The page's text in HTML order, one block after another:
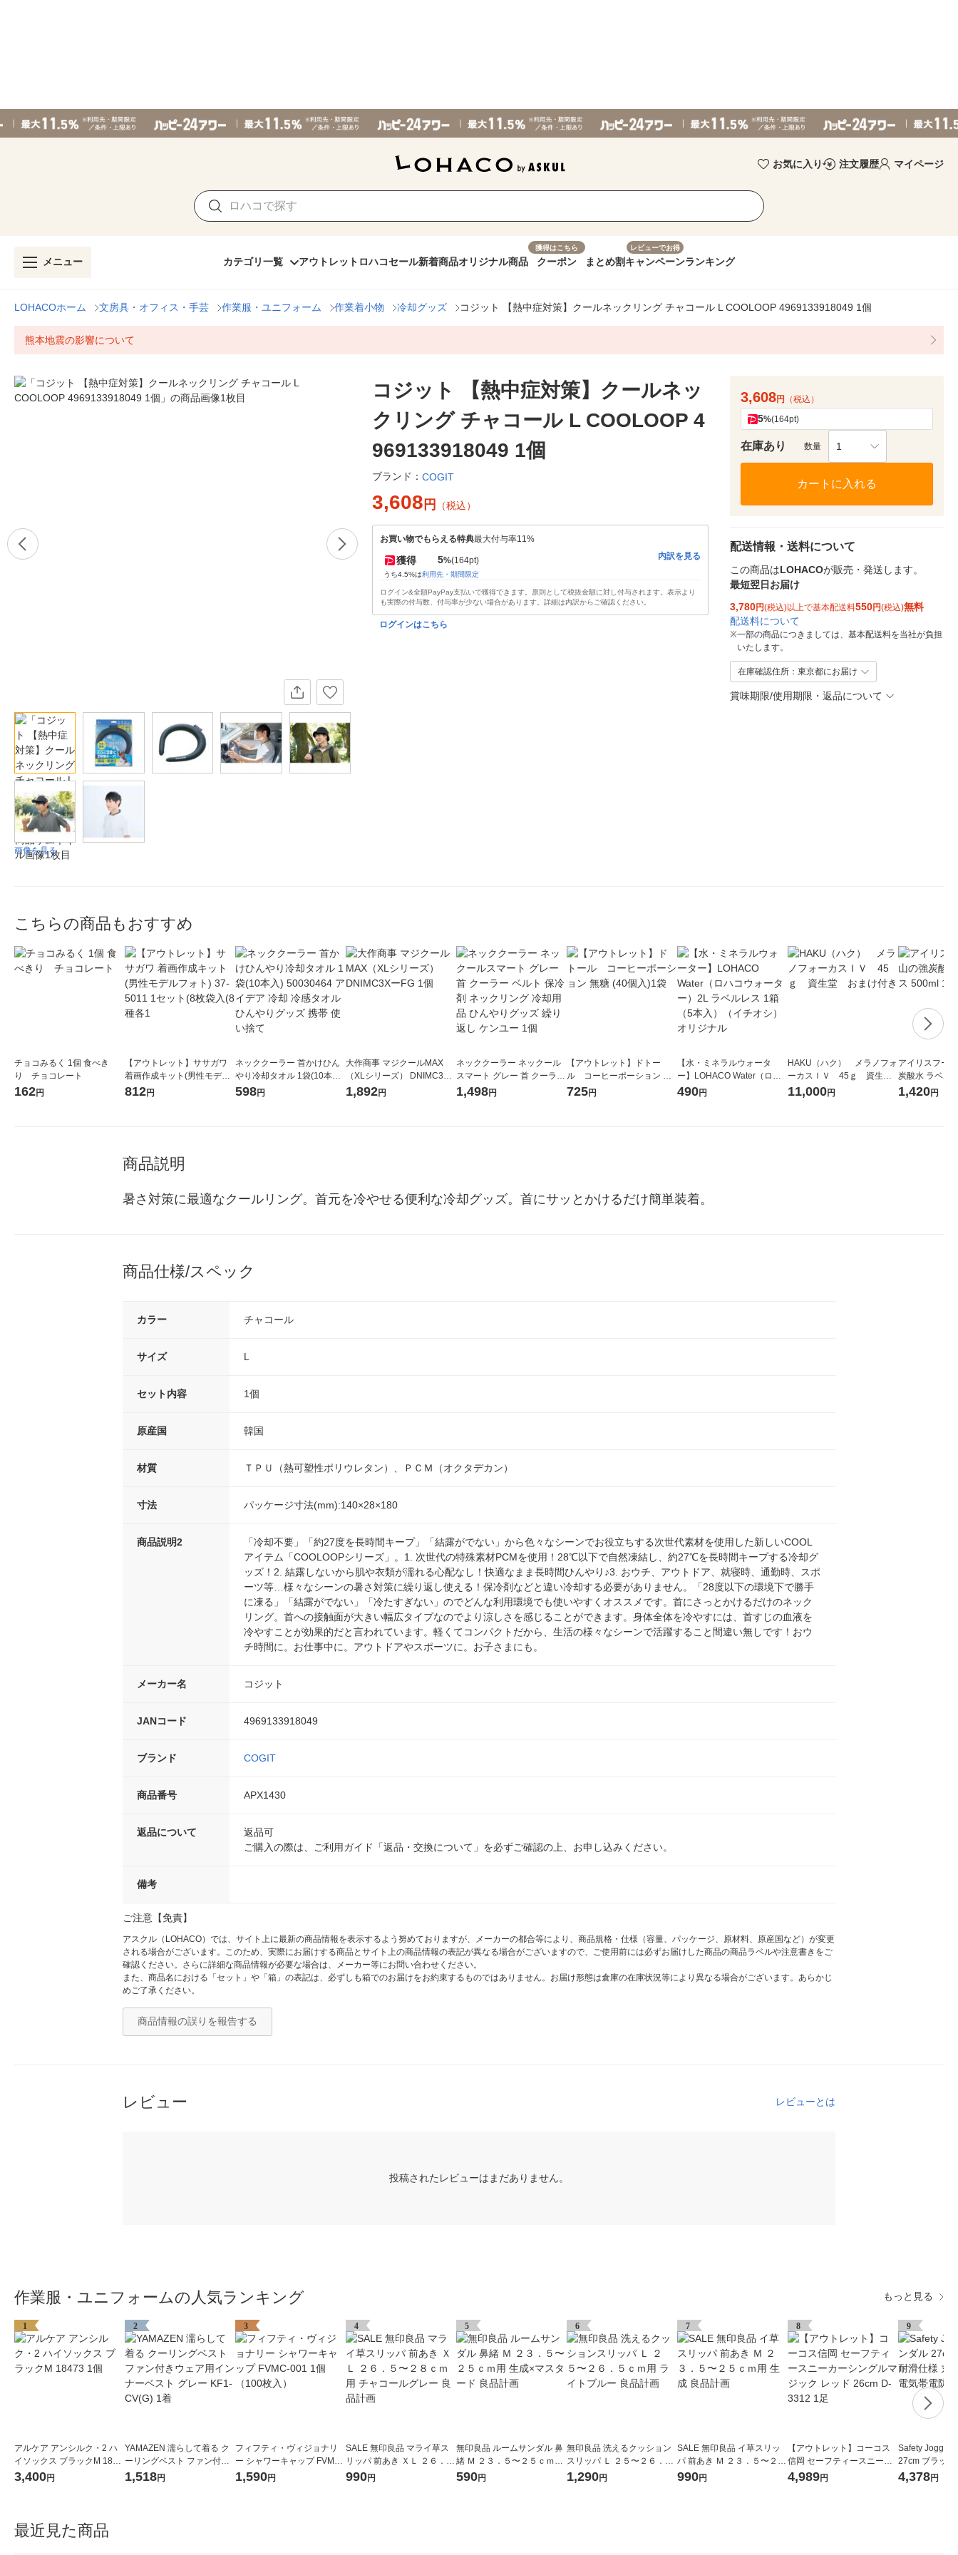
お気に入り 注文履歴 マイページ
メニュー カテゴリ一覧 アウトレット ロハコセール新着商品オリジナル商品
獲得はこちら
クーポン まとめ割
レビューでお得
キャンペーンランキング
LOHACOホーム 文房具・オフィス・手芸 作業服・ユニフォーム 作業着小物 冷却グッズ コジット 【熱中症対策】クールネックリング チャコール L COOLOOP 4969133918049 1個
熊本地震の影響について
画像を見る
コジット 【熱中症対策】クールネッ
クリング チャコール L COOLOOP 4
969133918049 1個
ブランド： COGIT
3,608 円 （税込）
お買い物でもらえる特典最大付与率11%
獲得 5%(164pt)
うち4.5%は利用先・期間限定
内訳を見る
ログイン&全額PayPay支払いで獲得できます。原則として税抜金額に対し付与されます。表示より
も実際の付与数、付与率が少ない場合があります。詳細は内訳からご確認ください。
ログインはこちら
3,608円 （税込）
5%(164pt)
在庫あり 数量 1
カートに入れる
配送情報・送料について
この商品はLOHACOが販売・発送します。
最短翌日お届け
3,780円(税込)以上で基本配送料550円(税込)無料
配送料について
※一部の商品につきましては、基本配送料を当社が負担
いたします。
在庫確認住所：東京都にお届け
賞味期限/使用期限・返品について
こちらの商品もおすすめ
チョコみるく 1個 食べき
り チョコレート
162円
【アウトレット】ササガワ
着画作成キット(男性モデル
フォト) 37-5011 1セット(8
812円
ネッククーラー 首かけひん
やり冷却タオル 1袋(10本入)
50030464 アイデア 冷却 冷
598円
大作商事 マジクールMAX
（XLシリーズ） DNIMC3X
ーFG 1個
1,892円
ネッククーラー ネックール
スマート グレー 首 クーラー
ベルト 保冷剤 ネックリング
冷却用品 ひんやりグッズ 繰
1,498円
【アウトレット】ドトー
ル コーヒーポーション 無
糖 (40個入)1袋
725円
【水・ミネラルウォータ
ー】LOHACO Water（ロハ
コウォーター）2L ラベルレ
490円
HAKU（ハク） メラノフォ
ーカスＩＶ 45ｇ 資生
堂 おまけ付き
11,000円
アイリスフー
炭酸水 ラベル
箱（24本入）
1,420円
商品説明
暑さ対策に最適なクールリング。首元を冷やせる便利な冷却グッズ。首にサッとかけるだけ簡単装着。
商品仕様/スペック
カラー チャコール
サイズ L
セット内容 1個
原産国 韓国
材質 ＴＰＵ（熱可塑性ポリウレタン）、ＰＣＭ（オクタデカン）
寸法 パッケージ寸法(mm):140×28×180
商品説明2
「冷却不要」「約27度を長時間キープ」「結露がでない」から色々なシーンでお役立ちする次世代素材を使用した新しいCOOL
アイテム「COOLOOPシリーズ」。1. 次世代の特殊素材PCMを使用！28℃以下で自然凍結し、約27℃を長時間キープする冷却グ
ッズ！2. 結露しないから肌や衣類が濡れる心配なし！快適なまま長時間ひんやり♪3. おウチ、アウトドア、就寝時、通勤時、スポ
ーツ等…様々なシーンの暑さ対策に繰り返し使える！保冷剤などと違い冷却する必要がありません。「28度以下の環境下で勝手
に凍る」「結露がでない」「冷たすぎない」のでどんな利用環境でも使いやすくオススメです。首にさっとかけるだけのネック
リング。首への接触面が大きい幅広タイプなのでより涼しさを感じることができます。身体全体を冷やすには、首すじの血液を
冷やすことが効果的だと言われています。軽くてコンパクトだから、生活の様々なシーンで活躍すること間違い無しです！おウ
チ時間に。お仕事中に。アウトドアやスポーツに。お子さまにも。
メーカー名 コジット
JANコード 4969133918049
ブランド COGIT
商品番号 APX1430
返品について
返品可
ご購入の際は、ご利用ガイド「返品・交換について」を必ずご確認の上、お申し込みください。
備考
ご注意【免責】
アスクル（LOHACO）では、サイト上に最新の商品情報を表示するよう努めておりますが、メーカーの都合等により、商品規格・仕様（容量、パッケージ、原材料、原産国など）が変更
される場合がございます。このため、実際にお届けする商品とサイト上の商品情報の表記が異なる場合がございますので、ご使用前には必ずお届けした商品の商品ラベルや注意書きをご
確認ください。さらに詳細な商品情報が必要な場合は、メーカー等にお問い合わせください。
また、商品名における「セット」や「箱」の表記は、必ずしも箱でのお届けをお約束するものではありません。お届け形態は倉庫の在庫状況等により異なる場合がございます。あらかじ
めご了承ください。
商品情報の誤りを報告する
レビュー レビューとは
投稿されたレビューはまだありません。
作業服・ユニフォームの人気ランキング もっと見る
1
アルケア アンシルク・2 ハ
イソックス ブラックM 1847
3 1個
3,400円
2
YAMAZEN 濡らして着る ク
ーリングベスト ファン付き
ウェア用インナーベスト グ
レー KF1-CV(G) 1着
1,518円
3
フィフティ・ヴィジョナリ
ー シャワーキャップ FVMC-
001 1個（100枚入）
1,590円
4
SALE 無印良品 マライ草ス
リッパ 前あき ＸＬ ２６．
５〜２８ｃｍ用 チャコール
990円
5
無印良品 ルームサンダル 鼻
緒 Ｍ ２３．５〜２５ｃｍ用
生成×マスタード 良品計画
590円
6
無印良品 洗えるクッション
スリッパ Ｌ ２５〜２６．５
ｃｍ用 ライトブルー 良品計
画
1,290円
7
SALE 無印良品 イ草スリッ
パ 前あき Ｍ ２３．５〜２５
ｃｍ用 生成 良品計画
990円
8
【アウトレット】コーコス
信岡 セーフティースニーカ
ーシングルマジック レッド
26cm D-3312 1足
4,989円
9
Safety Jogger
27cm ブラック
洗い可能 静電
27.0
4,378円
最近見た商品